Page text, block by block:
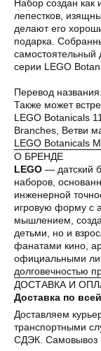
Набор создан как
лепестков,
делают его
подарка.
самостоятельный
серии LEGO
Перевод
Также может
LEGO Botanicals
Branches, Ветви
LEGO Botanicals
О БРЕНДЕ
LEGO — датский
наборов,
инженерной
игровую форму с
мышлением,
детьми, но и
фанатами кино,
официальными
долговечностью
ДОСТАВКА И
Доставка по
Доставляем
транспортными
СДЭК. Самовывоз
Оплатите
картой
Оплата
сегодня
25%